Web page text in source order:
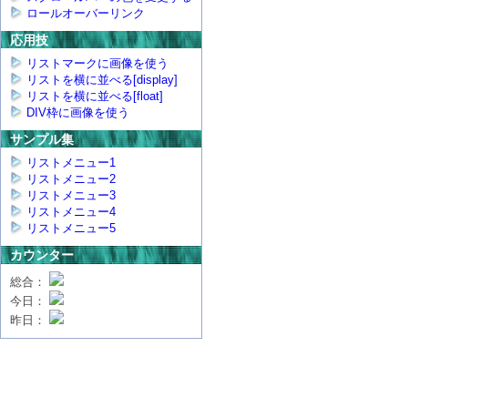
ロールオーバーリンク
応用技
リストマークに画像を使う
リストを横に並べる[display]
リストを横に並べる[float]
DIV枠に画像を使う
サンプル集
リストメニュー1
リストメニュー2
リストメニュー3
リストメニュー4
リストメニュー5
カウンター
総合：
今日：
昨日：